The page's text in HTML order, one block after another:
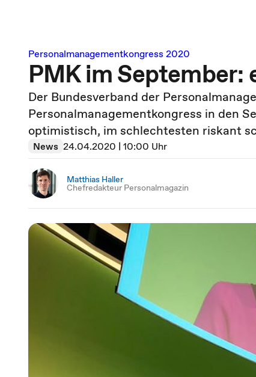
Personalmanagementkongress 2020
PMK im September:
Der Bundesverband der
Personalmanagementkongress in den
optimistisch, im schlechtesten riskant
News 24.04.2020 | 10:00 Uhr
Matthias Haller
Chefredakteur Personalmagazin